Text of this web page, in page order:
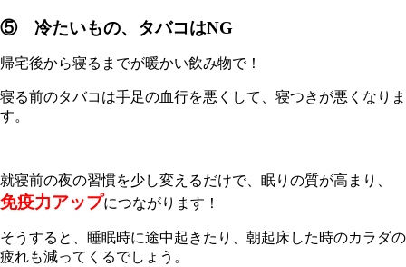
⑤ 冷たいもの、タバコはNG
帰宅後から寝るまでが暖かい飲み物で！
寝る前のタバコは手足の血行を悪くして、寝つきが悪くなりま
す。
就寝前の夜の習慣を少し変えるだけで、眠りの質が高まり、
免疫力アップにつながります！
そうすると、睡眠時に途中起きたり、朝起床した時のカラダの
疲れも減ってくるでしょう。